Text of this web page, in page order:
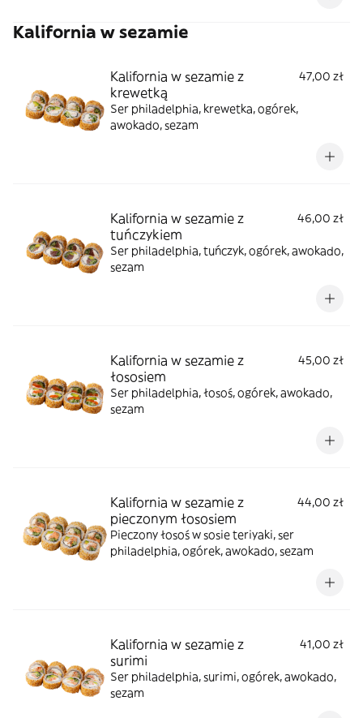
Kalifornia w sezamie
Kalifornia w sezamie z
krewetką
47,00 zł
Ser philadelphia, krewetka, ogórek,
awokado, sezam
Kalifornia w sezamie z
tuńczykiem
46,00 zł
Ser philadelphia, tuńczyk, ogórek, awokado,
sezam
Kalifornia w sezamie z
łososiem
45,00 zł
Ser philadelphia, łosoś, ogórek, awokado,
sezam
Kalifornia w sezamie z
pieczonym łososiem
44,00 zł
Pieczony łosoś w sosie teriyaki, ser
philadelphia, ogórek, awokado, sezam
Kalifornia w sezamie z
surimi
41,00 zł
Ser philadelphia, surimi, ogórek, awokado,
sezam